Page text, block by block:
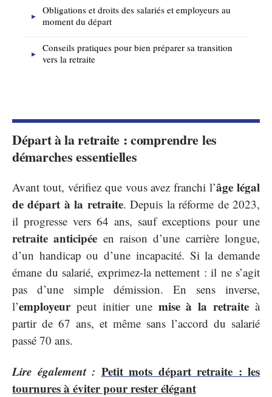
Obligations et droits des salariés et employeurs au
moment du départ
Conseils pratiques pour bien préparer sa transition
vers la retraite
Départ à la retraite : comprendre les
démarches essentielles
Avant tout, vérifiez que vous avez franchi l’âge légal
de départ à la retraite. Depuis la réforme de 2023,
il progresse vers 64 ans, sauf exceptions pour une
retraite anticipée en raison d’une carrière longue,
d’un handicap ou d’une incapacité. Si la demande
émane du salarié, exprimez-la nettement : il ne s’agit
pas d’une simple démission. En sens inverse,
l’employeurpeut initier une mise à la retraite à
partir de 67 ans, et même sans l’accord du salarié
passé 70 ans.
Lire également : Petit mots départ retraite : les
tournures à éviter pour rester élégant